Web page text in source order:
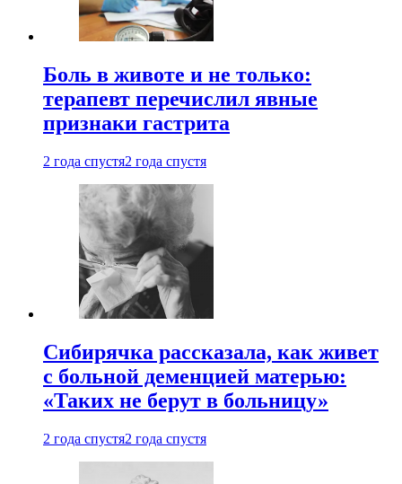
Боль в животе и не только:
терапевт перечислил явные
признаки гастрита
2 года спустя2 года спустя
Сибирячка рассказала, как живет
с больной деменцией матерью:
«Таких не берут в больницу»
2 года спустя2 года спустя